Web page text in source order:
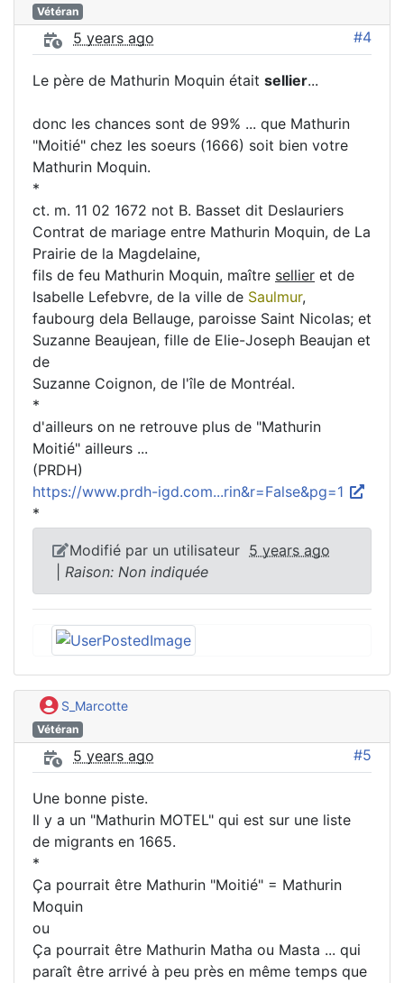
Vétéran
5 years ago #4
Le père de Mathurin Moquin était sellier...
donc les chances sont de 99% ... que Mathurin
"Moitié" chez les soeurs (1666) soit bien votre
Mathurin Moquin.
*
ct. m. 11 02 1672 not B. Basset dit Deslauriers
Contrat de mariage entre Mathurin Moquin, de La
Prairie de la Magdelaine,
fils de feu Mathurin Moquin, maître sellier et de
Isabelle Lefebvre, de la ville de Saulmur,
faubourg dela Bellauge, paroisse Saint Nicolas; et
Suzanne Beaujean, fille de Elie-Joseph Beaujan et
de
Suzanne Coignon, de l'île de Montréal.
*
d'ailleurs on ne retrouve plus de "Mathurin
Moitié" ailleurs ...
(PRDH)
https://www.prdh-igd.com...rin&r=False&pg=1
*
Modifié par un utilisateur 5 years ago
Raison: Non indiquée
S_Marcotte
Vétéran
5 years ago #5
Une bonne piste.
Il y a un "Mathurin MOTEL" qui est sur une liste
de migrants en 1665.
*
Ça pourrait être Mathurin "Moitié" = Mathurin
Moquin
ou
Ça pourrait être Mathurin Matha ou Masta ... qui
paraît être arrivé à peu près en même temps que